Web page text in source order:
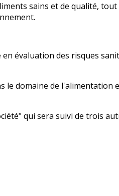
sains et de qualité, tout
évaluation des risques
le domaine de l'alimentation
qui sera suivi de trois